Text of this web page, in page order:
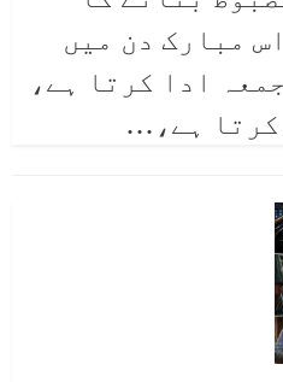
مبارک دن میں
ادا کرتا ہے،
ہے، …